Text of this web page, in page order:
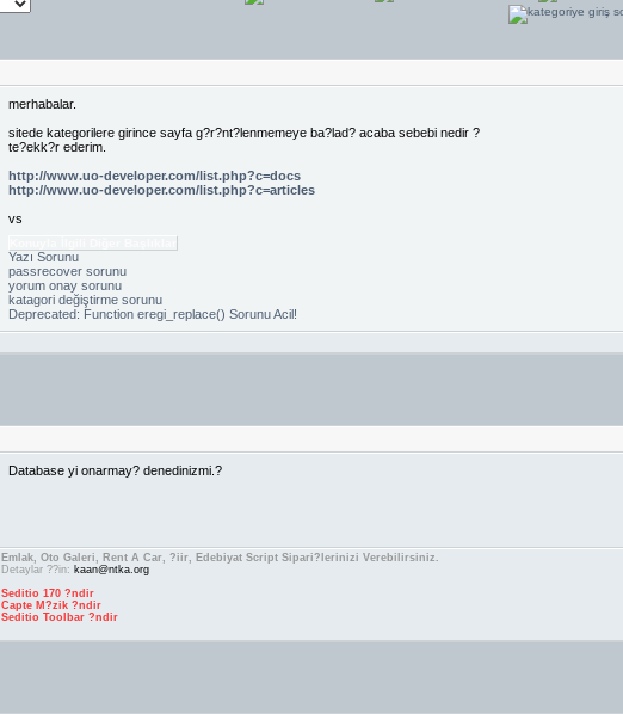
merhabalar.
sitede kategorilere girince sayfa g?r?nt?lenmemeye ba?lad? acaba sebebi nedir ?
te?ekk?r ederim.
http://www.uo-developer.com/list.php?c=docs
http://www.uo-developer.com/list.php?c=articles
vs
Yazı Sorunu
passrecover sorunu
yorum onay sorunu
katagori değiştirme sorunu
Deprecated: Function eregi_replace() Sorunu Acil!
Database yi onarmay? denedinizmi.?
Emlak, Oto Galeri, Rent A Car, ?iir, Edebiyat Script Sipari?lerinizi Verebilirsiniz.
Detaylar ??in: kaan@ntka.org
Seditio 170 ?ndir
Capte M?zik ?ndir
Seditio Toolbar ?ndir